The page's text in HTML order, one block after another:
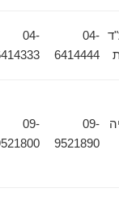
04-
6414444
04-
6414333
09-
9521890
09-
9521800